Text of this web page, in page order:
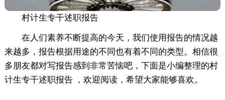
村计生专干述职报告
在人们素养不断提高的今天，我们使用报告的情况越
来越多，报告根据用途的不同也有着不同的类型。相信很
多朋友都对写报告感到非常苦恼吧，下面是小编整理的村
计生专干述职报告 ，欢迎阅读，希望大家能够喜欢。